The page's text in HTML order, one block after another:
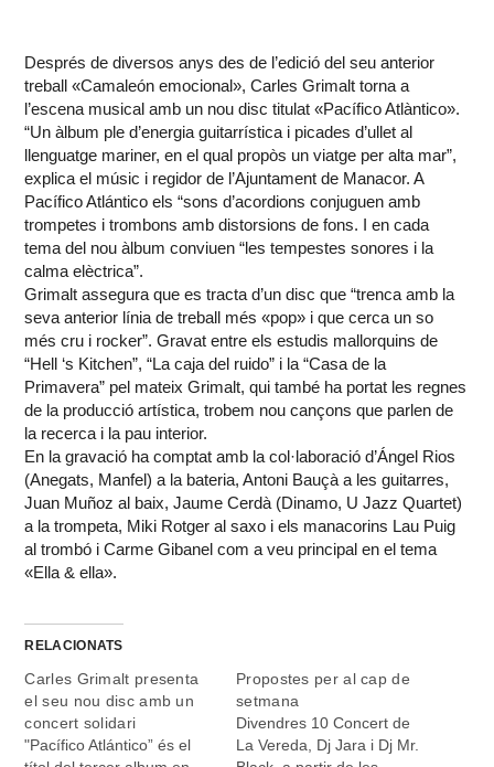
Després de diversos anys des de l’edició del seu anterior
treball «Camaleón emocional», Carles Grimalt torna a
l’escena musical amb un nou disc titulat «Pacífico Atlàntico».
“Un àlbum ple d’energia guitarrística i picades d’ullet al
llenguatge mariner, en el qual propòs un viatge per alta mar”,
explica el músic i regidor de l’Ajuntament de Manacor. A
Pacífico Atlántico els “sons d’acordions conjuguen amb
trompetes i trombons amb distorsions de fons. I en cada
tema del nou àlbum conviuen “les tempestes sonores i la
calma elèctrica”.
Grimalt assegura que es tracta d’un disc que “trenca amb la
seva anterior línia de treball més «pop» i que cerca un so
més cru i rocker”. Gravat entre els estudis mallorquins de
“Hell ‘s Kitchen”, “La caja del ruido” i la “Casa de la
Primavera” pel mateix Grimalt, qui també ha portat les regnes
de la producció artística, trobem nou cançons que parlen de
la recerca i la pau interior.
En la gravació ha comptat amb la col·laboració d’Ángel Rios
(Anegats, Manfel) a la bateria, Antoni Bauçà a les guitarres,
Juan Muñoz al baix, Jaume Cerdà (Dinamo, U Jazz Quartet)
a la trompeta, Miki Rotger al saxo i els manacorins Lau Puig
al trombó i Carme Gibanel com a veu principal en el tema
«Ella & ella».
RELACIONATS
Carles Grimalt presenta
el seu nou disc amb un
concert solidari
"Pacífico Atlántico” és el
Propostes per al cap de
setmana
Divendres 10 Concert de
La Vereda, Dj Jara i Dj Mr.